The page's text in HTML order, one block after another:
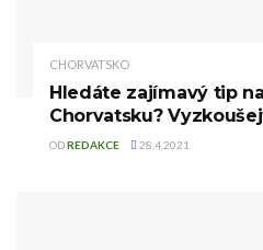
CHORVATSKO
Hledáte zajímavý tip
Chorvatsku?
ODREDAKCE 28.4.2021